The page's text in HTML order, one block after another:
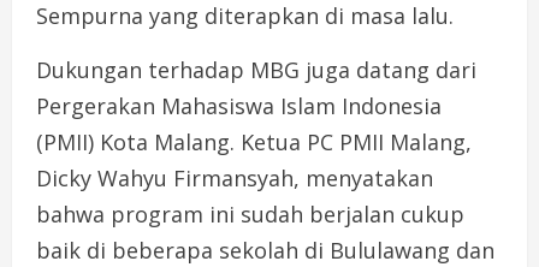
Sempurna yang diterapkan di masa lalu.
Dukungan terhadap MBG juga datang dari
Pergerakan Mahasiswa Islam Indonesia
(PMII) Kota Malang. Ketua PC PMII Malang,
Dicky Wahyu Firmansyah, menyatakan
bahwa program ini sudah berjalan cukup
baik di beberapa sekolah di Bululawang dan